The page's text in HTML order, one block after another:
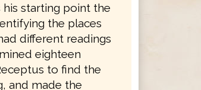
starting point the
the places
different readings
eighteen
to find the
and made the